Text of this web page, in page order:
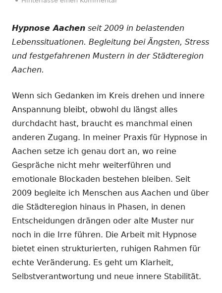
Hypnose Aachen seit 2009 in belastenden
Lebenssituationen. Begleitung bei Ängsten, Stress
und festgefahrenen Mustern in der Städteregion
Aachen.
Wenn sich Gedanken im Kreis drehen und innere
Anspannung bleibt, obwohl du längst alles
durchdacht hast, braucht es manchmal einen
anderen Zugang. In meiner Praxis für Hypnose in
Aachen setze ich genau dort an, wo reine
Gespräche nicht mehr weiterführen und
emotionale Blockaden bestehen bleiben. Seit
2009 begleite ich Menschen aus Aachen und über
die Städteregion hinaus in Phasen, in denen
Entscheidungen drängen oder alte Muster nur
noch in die Irre führen. Die Arbeit mit Hypnose
bietet einen strukturierten, ruhigen Rahmen für
echte Veränderung. Es geht um Klarheit,
Selbstverantwortung und neue innere Stabilität.